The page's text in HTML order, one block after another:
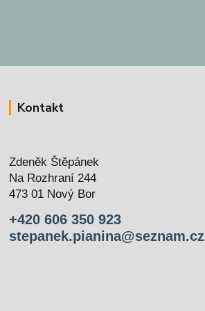
Kontakt
Zdeněk Štěpánek
Na Rozhraní 244
473 01 Nový Bor
+420 606 350 923
stepanek.pianina@seznam.cz